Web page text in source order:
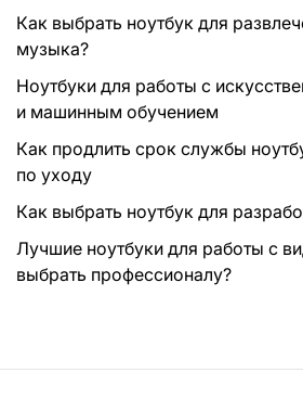
Как выбрать ноутбук для
музыка?
Ноутбуки для работы с
и машинным обучением
Как продлить срок службы
по уходу
Как выбрать ноутбук для
Лучшие ноутбуки для работы с
выбрать профессионалу?